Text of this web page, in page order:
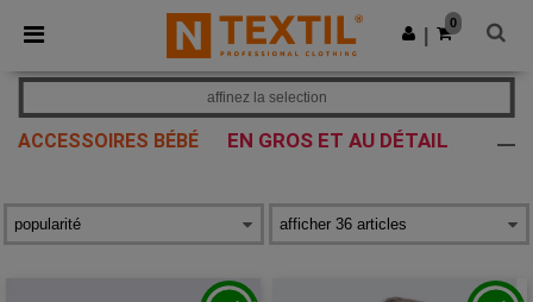
× Appli Ntextil
Meilleurs prix sur l’app !
Obtenir l'appli
0
ACCESSOIRES BÉBÉ EN GROS ET AU DÉTAIL
affinez la selection